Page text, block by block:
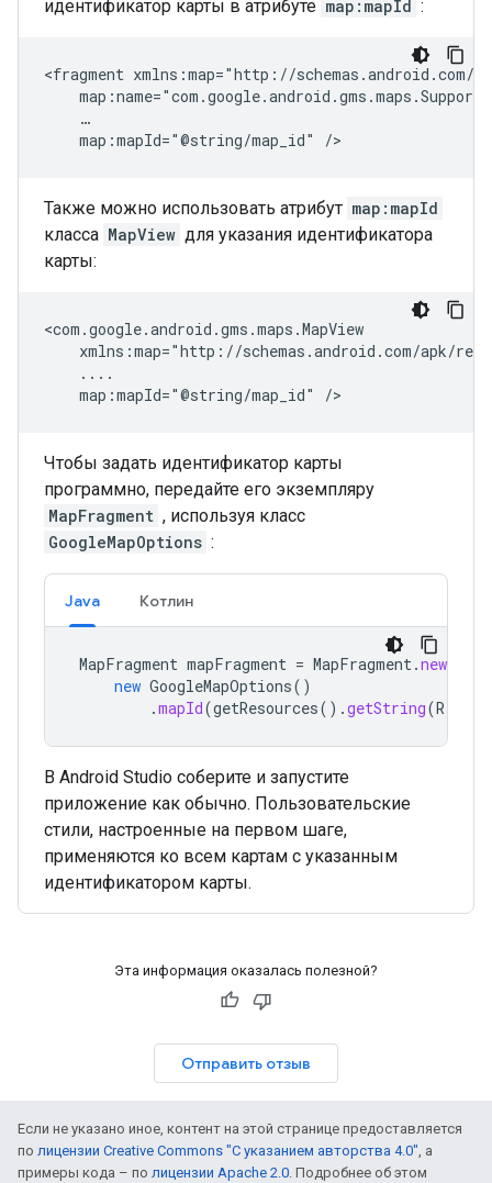
идентификатор карты в атрибуте map:mapId :
<fragment
map:mapId="@string/map_id"
Также можно использовать атрибут map:mapId
класса MapView для указания идентификатора
карты:
map:mapId="@string/map_id"
Чтобы задать идентификатор карты
программно, передайте его экземпляру
MapFragment , используя класс
GoogleMapOptions :
Java Котлин
MapFragment mapFragment = MapFragment.
new GoogleMapOptions()
.mapId(getResources().getString(R
В Android Studio соберите и запустите
приложение как обычно. Пользовательские
стили, настроенные на первом шаге,
применяются ко всем картам с указанным
идентификатором карты.
Эта информация оказалась полезной?
Отправить отзыв
Если не указано иное, контент на этой странице предоставляется
по лицензии Creative Commons "С указанием авторства 4.0", а
примеры кода – по лицензии Apache 2.0. Подробнее об этом